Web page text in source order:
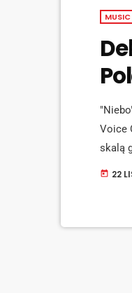
Voice
skalą
show.
today 22